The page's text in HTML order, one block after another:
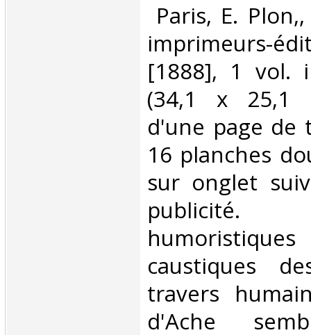
Paris, E.
imprimeurs-
[1888], 1 vol.
(34,1 x 25,1
d'une page de
16 planches
sur onglet
caustiques
travers
d'Ache